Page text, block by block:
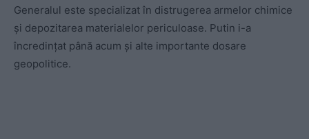
Generalul este specializat în distrugerea armelor chimice
și depozitarea materialelor periculoase. Putin i-a
încredințat până acum și alte importante dosare
geopolitice.